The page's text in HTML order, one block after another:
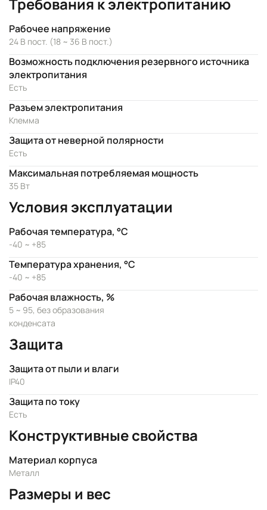
Рабочее напряжение
24 В пост. (18 ~ 36 В пост.)
Возможность подключения резервного источника
электропитания
Есть
Разъем электропитания
Клемма
Защита от неверной полярности
Есть
Максимальная потребляемая мощность
35 Вт
Условия эксплуатации
Рабочая температура, °C
-40 ~ +85
Температура хранения, °C
-40 ~ +85
Рабочая влажность, %
5 ~ 95, без образования
конденсата
Защита
Защита от пыли и влаги
IP40
Защита по току
Есть
Конструктивные свойства
Материал корпуса
Металл
Размеры и вес